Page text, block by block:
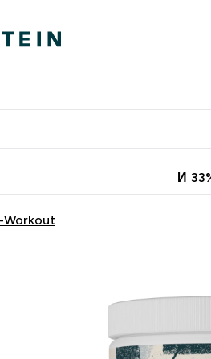
И
Workout